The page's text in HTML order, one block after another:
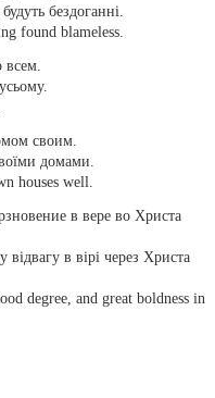
бездоганні.
found blameless.
всем.
своим.
домами.
houses well.
в вере во Христа
в вірі через Христа
degree, and great boldness in